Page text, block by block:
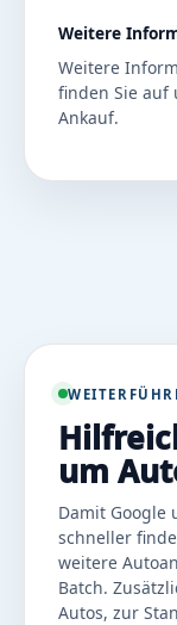
Weitere
Weitere
finden Sie auf
Ankauf.
um
Damit Google
schneller
weitere
Batch.
Autos, zur